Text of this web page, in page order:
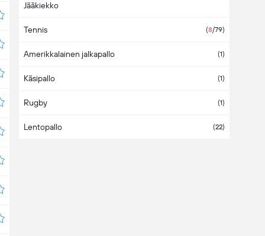
Australia
Austria
Azerbaijan
Bahamas
Bahrain
Bangladesh
Jääkiekko
Tennis (8/79)
Amerikkalainen jalkapallo (1)
Käsipallo (1)
Rugby (1)
Lentopallo (22)